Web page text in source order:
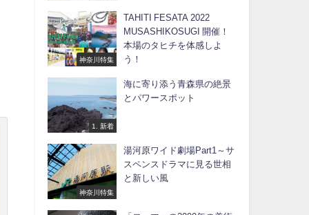
神奈川特集
TAHITI FESATA 2022
MUSASHIKOSUGI 開催！
本場のタヒチを体感しよ
う！
1. 新着
海に寄り添う青森県の絶景
とパワースポット
神奈川特集
湯河原ワイド劇場Part1～サ
スペンスドラマに見る世相
と新しい風